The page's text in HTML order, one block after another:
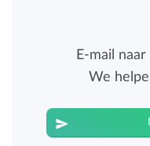
E-mail naar
We